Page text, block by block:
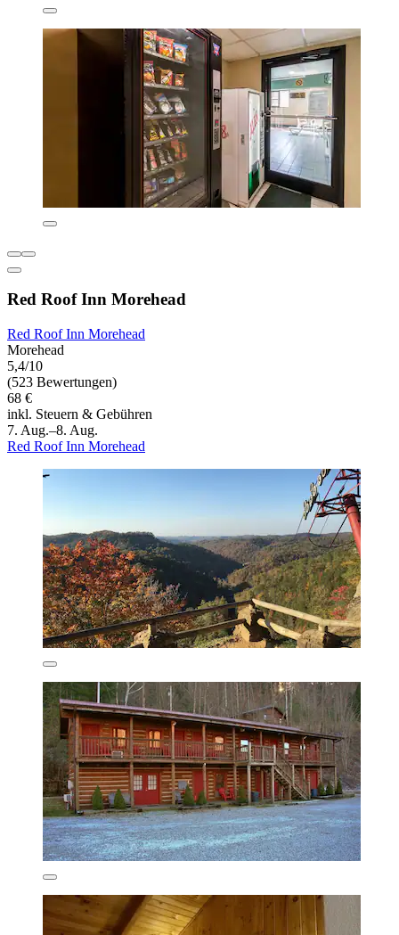
Red Roof Inn Morehead
Red Roof Inn Morehead
Morehead
5,4/10
(523 Bewertungen)
68 €
inkl. Steuern & Gebühren
7. Aug.–8. Aug.
Red Roof Inn Morehead